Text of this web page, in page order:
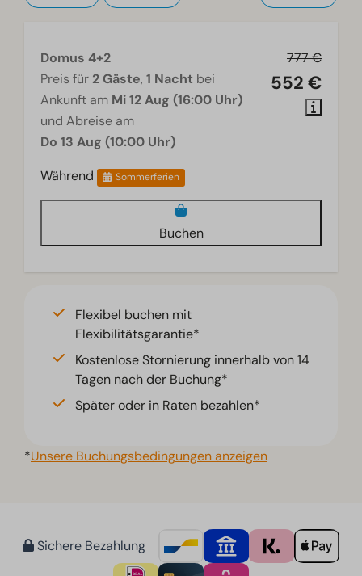
Infrarotstrahler
Fußbodenheizung im Erdgeschoss
Smart-TV
777 €
552 €
Domus 4+2
Preis für 2 Gäste, 1 Nacht bei
Ankunft am Mi 12 Aug (16:00 Uhr)
und Abreise am
Do 13 Aug (10:00 Uhr)
Während
Sommerferien
Buchen
Flexibel buchen mit
Flexibilitätsgarantie*
Kostenlose Stornierung innerhalb von 14
Tagen nach der Buchung*
Später oder in Raten bezahlen*
*Unsere Buchungsbedingungen anzeigen
Sichere Bezahlung